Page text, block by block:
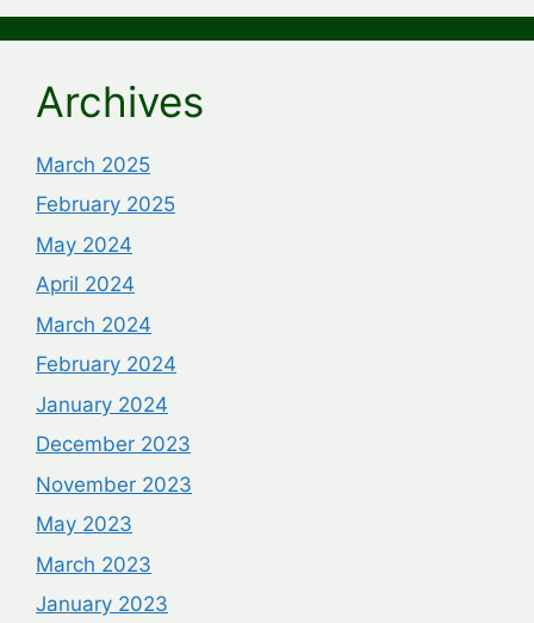
Archives
March 2025
February 2025
May 2024
April 2024
March 2024
February 2024
January 2024
December 2023
November 2023
May 2023
March 2023
January 2023